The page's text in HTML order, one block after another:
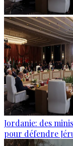
Jordanie: des
pour défendre